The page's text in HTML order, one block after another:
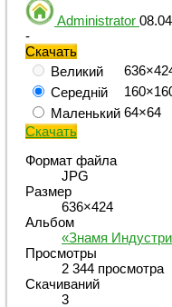
Administrator
-
Скачать
Великий
Середній
Маленький 64×64
Скачать
Формат файла
JPG
Размер
636×424
Альбом
«Знамя
Просмотры
2 344 просмотра
Скачиваний
3